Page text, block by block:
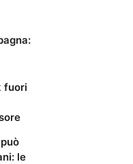
fuori
le